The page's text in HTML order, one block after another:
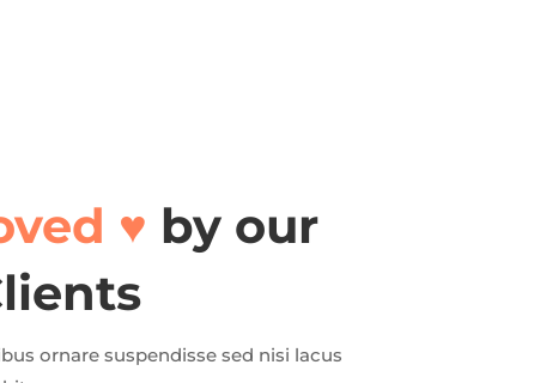
♥️ by our
ornare suspendisse sed nisi lacus